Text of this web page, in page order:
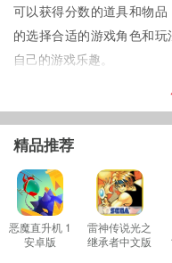
可以获得分数的道具和物
的选择合适的游戏角色和
自己的游戏乐趣。
断地进行飞行探索，破坏
分数；
2.游戏中玩家需要将自己尾
需要在有限的时间内尽可能
3.玩家只要在规定时间被完
毁各种知名的建筑标志，特
精品推荐
恶魔直升机 1
安卓版
雷神传说光之
继承者中文版